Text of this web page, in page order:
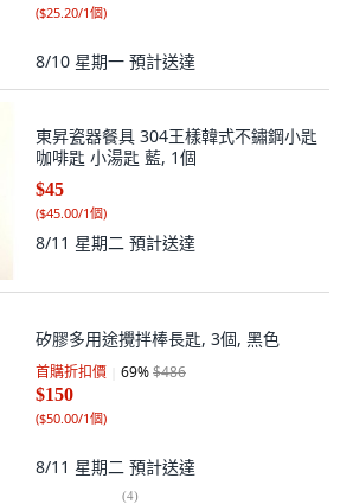
($25.20/1個)
8/10 星期一 預計送達
東昇瓷器餐具 304王樣韓式不鏽鋼小匙
咖啡匙 小湯匙 藍, 1個
$45
($45.00/1個)
8/11 星期二 預計送達
矽膠多用途攪拌棒長匙, 3個, 黑色
首購折扣價 69%$486
$150
($50.00/1個)
8/11 星期二 預計送達
(4)